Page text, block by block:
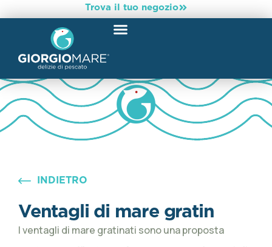
Trova il tuo negozio
INDIETRO
Ventagli di mare gratin
I ventagli di mare gratinati sono una proposta